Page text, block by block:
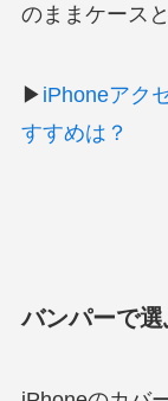
のままケース
▶ iPhoneアク
すすめは？
バンパーで選